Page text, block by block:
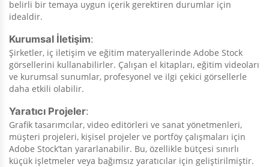
belirli bir temaya uygun içerik gerektiren durumlar için
idealdir.
Kurumsal İletişim:
Şirketler, iç iletişim ve eğitim materyallerinde Adobe Stock
görsellerini kullanabilirler. Çalışan el kitapları, eğitim videoları
ve kurumsal sunumlar, profesyonel ve ilgi çekici görsellerle
daha etkili olabilir.
Yaratıcı Projeler:
Grafik tasarımcılar, video editörleri ve sanat yönetmenleri,
müşteri projeleri, kişisel projeler ve portföy çalışmaları için
Adobe Stock’tan yararlanabilir. Bu, özellikle bütçesi sınırlı
küçük işletmeler veya bağımsız yaratıcılar için geliştirilmiştir.